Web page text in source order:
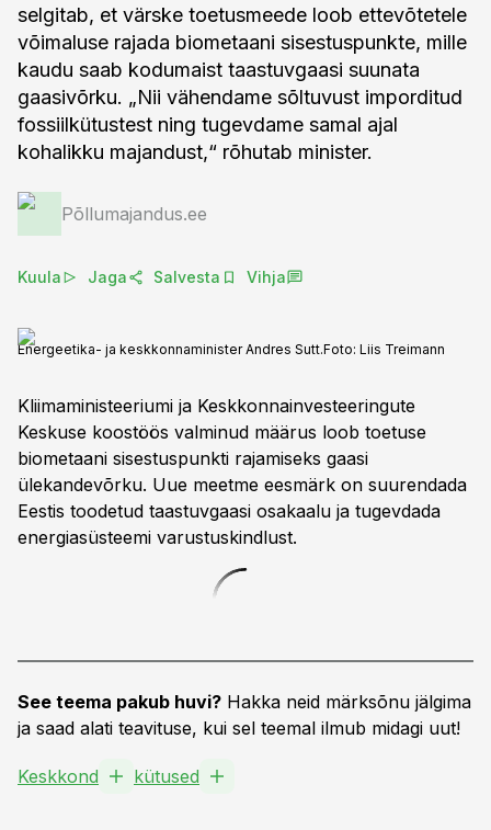
selgitab, et värske toetusmeede loob ettevõtetele
võimaluse rajada biometaani sisestuspunkte, mille
kaudu saab kodumaist taastuvgaasi suunata
gaasivõrku. „Nii vähendame sõltuvust imporditud
fossiilkütustest ning tugevdame samal ajal
kohalikku majandust,“ rõhutab minister.
Põllumajandus.ee
Kuula Jaga Salvesta Vihja
Energeetika- ja keskkonnaminister Andres Sutt.Foto: Liis Treimann
Kliimaministeeriumi ja Keskkonnainvesteeringute
Keskuse koostöös valminud määrus loob toetuse
biometaani sisestuspunkti rajamiseks gaasi
ülekandevõrku. Uue meetme eesmärk on suurendada
Eestis toodetud taastuvgaasi osakaalu ja tugevdada
energiasüsteemi varustuskindlust.
See teema pakub huvi? Hakka neid märksõnu jälgima
ja saad alati teavituse, kui sel teemal ilmub midagi uut!
Keskkond kütused